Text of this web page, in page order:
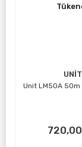
UNİT
Unit LM50A